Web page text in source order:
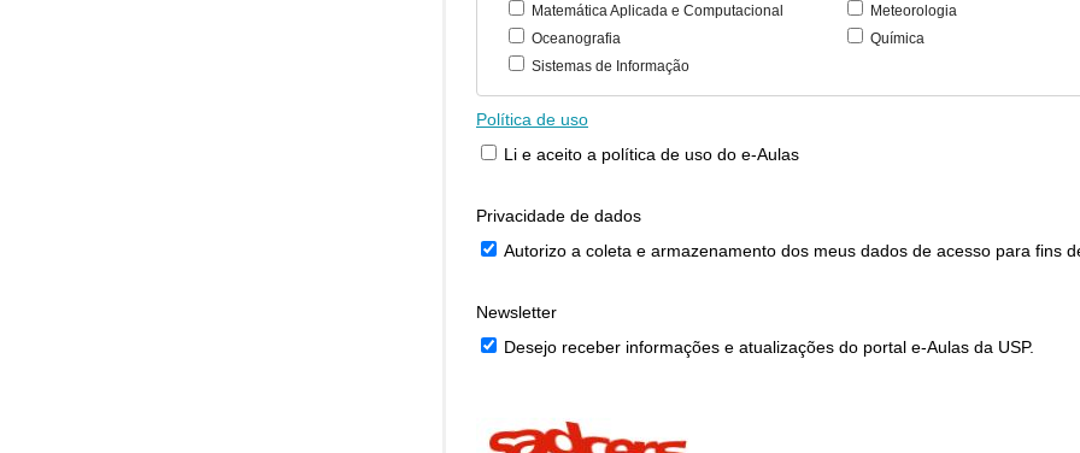
Matemática Aplicada e Computacional
Meteorologia
Oceanografia
Química
Sistemas de Informação
Política de uso
Li e aceito a política de uso do e-Aulas
Privacidade de dados
Autorizo a coleta e armazenamento dos meus dados de acesso para fins
Newsletter
Desejo receber informações e atualizações do portal e-Aulas da USP.